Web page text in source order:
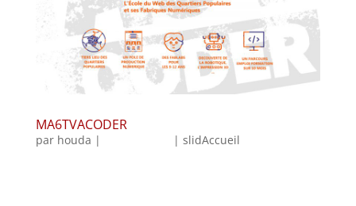
MA6TVACODER
par houda | | slidAccueil